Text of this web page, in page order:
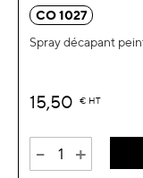
CO 1027
Spray décapant
15,50 € HT
- +